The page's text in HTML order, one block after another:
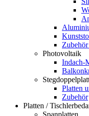
Photovoltaik
Indach-
Platten
Zubehör
Platten /